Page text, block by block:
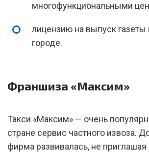
многофункциональными
лицензию на выпуск газеты
городе.
Франшиза «Максим»
Такси «Максим» — очень
стране сервис частного извоза.
фирма развивалась, не приглашая